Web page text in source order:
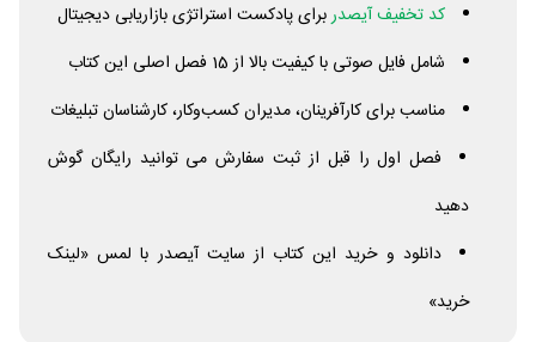
کد تخفیف آیصدربرای پادکست استراتژی بازاریابی دیجیتال
شامل فایل صوتی با کیفیت بالا از 15 فصل اصلی این کتاب
مناسب برای کارآفرینان، مدیران کسب‌وکار، کارشناسان تبلیغات
فصل اول را قبل از ثبت سفارش می توانید رایگان گوش
دهید
دانلود و خرید این کتاب از سایت آیصدر با لمس «لینک
خرید»